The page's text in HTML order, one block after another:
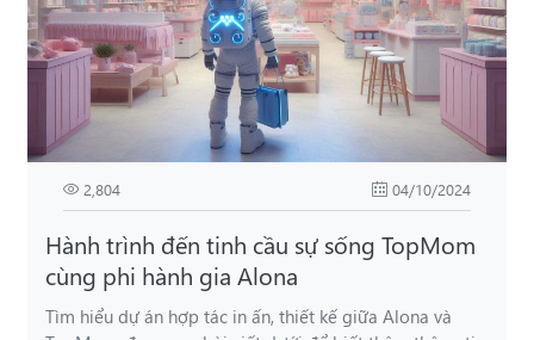
2,804 04/10/2024
Hành trình đến tinh cầu sự sống TopMom
cùng phi hành gia Alona
Tìm hiểu dự án hợp tác in ấn, thiết kế giữa Alona và